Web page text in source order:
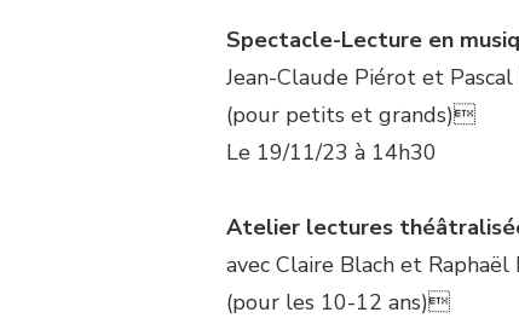
Spectacle-Lecture en
Jean-Claude Piérot et
(pour petits et grands)
Le 19/11/23 à 14h30
Atelier lectures
avec Claire Blach et Raphaël
(pour les 10-12 ans)